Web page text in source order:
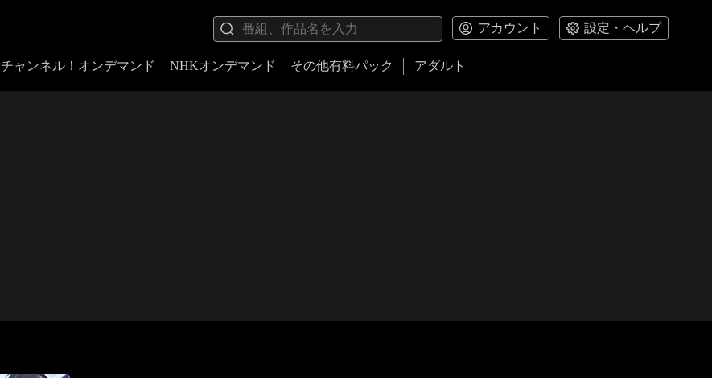
アカウント 設定・ヘルプ
チャンネル！オンデマンド NHKオンデマンド その他有料パック アダルト